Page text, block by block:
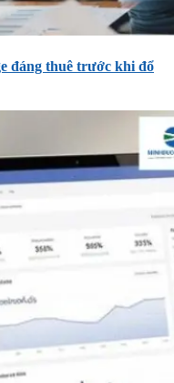
đáng thuê trước khi đổ